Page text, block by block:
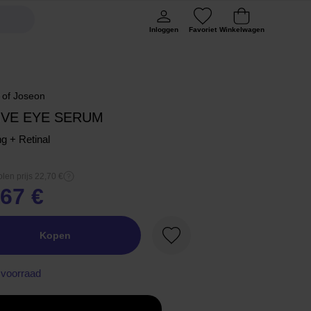
Inloggen Favoriet Winkelwagen
of Joseon
EYE SERUM
+ Retinal
prijs 22,70 €
€
Kopen
Favoriet